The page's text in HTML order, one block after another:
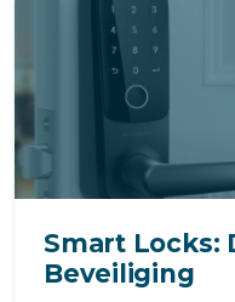
Smart Locks:
Beveiliging